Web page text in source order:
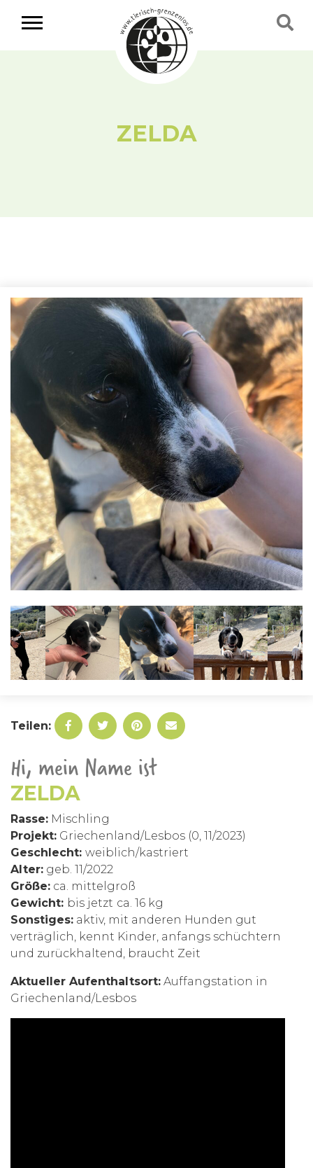
ZELDA
Teilen:
Hi, mein Name ist
ZELDA
Rasse: Mischling
Projekt: Griechenland/Lesbos (0, 11/2023)
Geschlecht: weiblich/kastriert
Alter: geb. 11/2022
Größe: ca. mittelgroß
Gewicht: bis jetzt ca. 16 kg
Sonstiges: aktiv, mit anderen Hunden gut
verträglich, kennt Kinder, anfangs schüchtern
und zurückhaltend, braucht Zeit
Aktueller Aufenthaltsort: Auffangstation in
Griechenland/Lesbos